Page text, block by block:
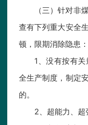
（三）针对非
查有下列重大安全
顿，限期消除隐患：
1、没有按有
全生产制度，制定
的。
2、超能力、超